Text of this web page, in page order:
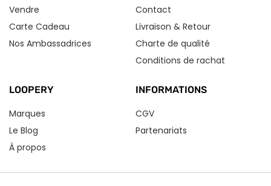
Vendre
Carte Cadeau
Nos Ambassadrices
Contact
Livraison & Retour
Charte de qualité
Conditions de rachat
LOOPERY
Marques
Le Blog
À propos
INFORMATIONS
CGV
Partenariats